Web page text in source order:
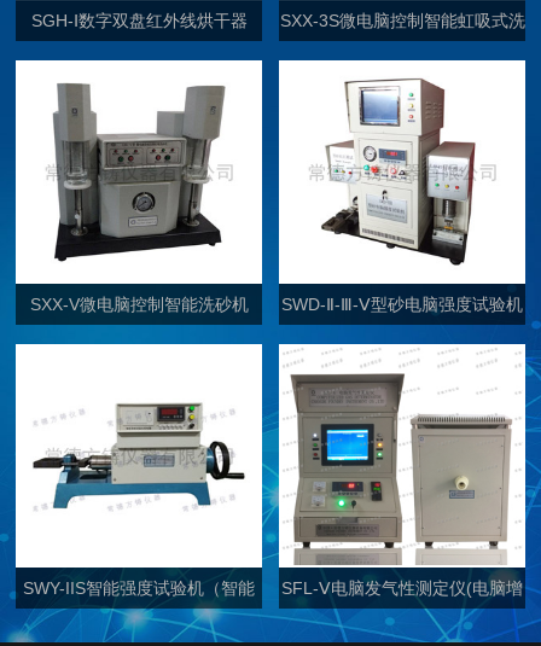
SGH-Ⅰ数字双盘红外线烘干器 SXX-3S微电脑控制智能虹吸式洗
砂机（单通道）
SXX-V微电脑控制智能洗砂机
（双通道）
SWD-Ⅱ-Ⅲ-Ⅴ型砂电脑强度试验机
SWY-IIS智能强度试验机（智能
普通型）
SFL-Ⅴ电脑发气性测定仪(电脑增
强型)